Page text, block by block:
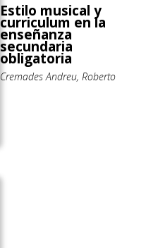
Estilo musical y
curriculum en la
enseñanza
secundaria
obligatoria
Cremades Andreu, Roberto